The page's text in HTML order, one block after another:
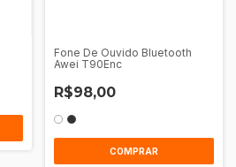
Fone De Ouvido Bluetooth
Awei T90Enc
R$98,00
COMPRAR